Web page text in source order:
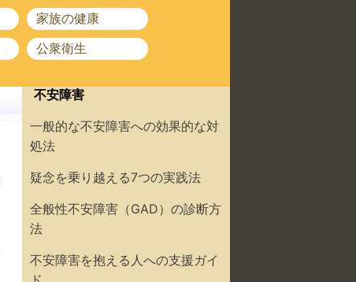
家族の健康
公衆衛生
不安障害
一般的な不安障害への効果的な対
処法
疑念を乗り越える7つの実践法
全般性不安障害（GAD）の診断方
法
不安障害を抱える人への支援ガイ